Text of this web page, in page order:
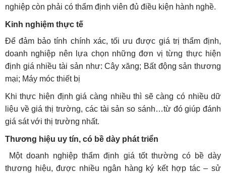
nghiệp còn phải có thẩm định viên đủ điều kiện hành nghề.
Kinh nghiệm thực tế
Để đảm bảo tính chính xác, tối ưu được giá trị thẩm định,
doanh nghiệp nên lựa chọn những đơn vị từng thực hiện
định giá nhiều tài sản như: Cây xăng; Bất động sản thương
mại; Máy móc thiết bị
Khi thực hiện định giá càng nhiều thì sẽ càng có nhiều dữ
liệu về giá thị trường, các tài sản so sánh…từ đó giúp đánh
giá sát với thị trường nhất.
Thương hiệu uy tín, có bề dày phát triển
Một doanh nghiệp thẩm định giá tốt thường có bề dày
thương hiệu, được nhiều ngân hàng ký kết hợp tác – sử